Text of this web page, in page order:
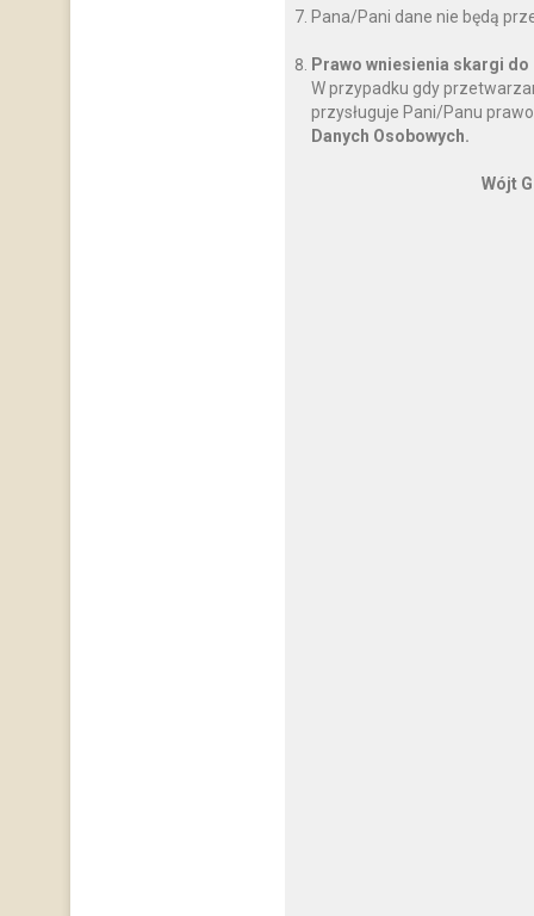
Pana/Pani dane nie będą
Prawo wniesienia skargi
W przypadku gdy
przysługuje Pani/Panu
Danych Osobowych.
Wójt